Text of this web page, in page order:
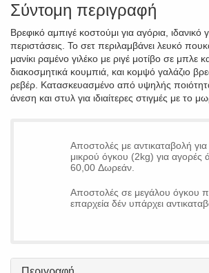
Σύντομη περιγραφή
Βρεφικό αμπιγέ κοστούμι για αγόρια, ιδανικό
περιστάσεις. Το σετ περιλαμβάνει λευκό
μανίκι ραμένο γιλέκο με ριγέ μοτίβο σε μπλε
διακοσμητικά κουμπιά, και κομψό γαλάζιο
ρεβέρ. Κατασκευασμένο από υψηλής
άνεση και στυλ για ιδιαίτερες στιγμές με το
Αποστολές με αντικαταβολή για
μικρού όγκου (2kg) για αγορές
60,00 Δωρεάν.
Αποστολές σε μεγάλου όγκου
επαρχεία δέν υπάρχει